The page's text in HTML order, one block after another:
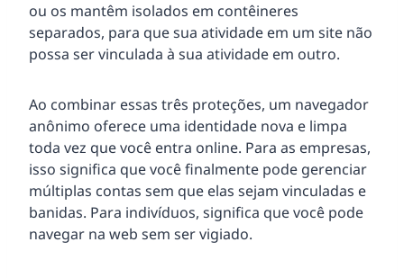
ou os mantêm isolados em contêineres
separados, para que sua atividade em um site não
possa ser vinculada à sua atividade em outro.
Ao combinar essas três proteções, um navegador
anônimo oferece uma identidade nova e limpa
toda vez que você entra online. Para as empresas,
isso significa que você finalmente pode gerenciar
múltiplas contas sem que elas sejam vinculadas e
banidas. Para indivíduos, significa que você pode
navegar na web sem ser vigiado.